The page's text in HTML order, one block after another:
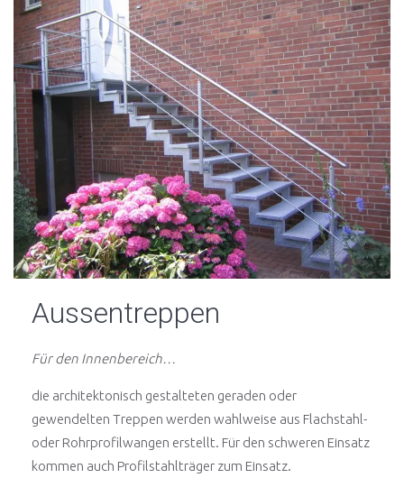
Aussentreppen
Für den Innenbereich…
die architektonisch gestalteten geraden oder
gewendelten Treppen werden wahlweise aus Flachstahl-
oder Rohrprofilwangen erstellt. Für den schweren Einsatz
kommen auch Profilstahlträger zum Einsatz.